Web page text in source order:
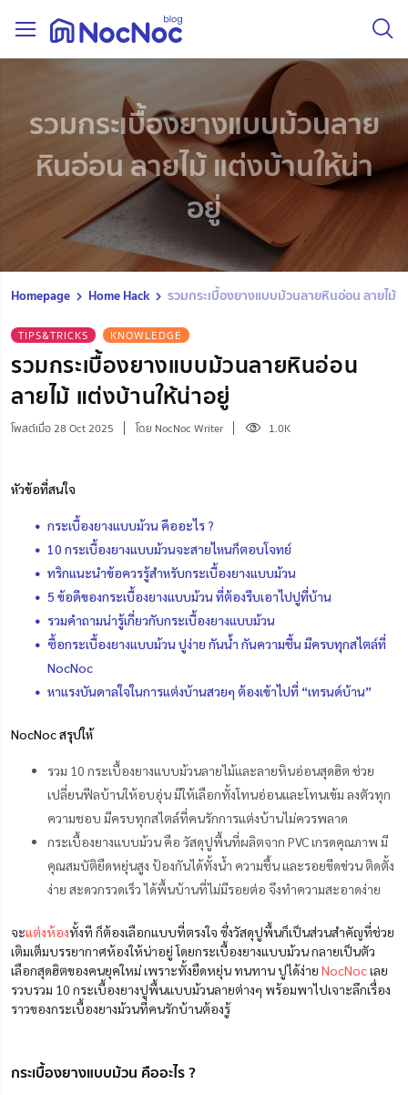
รวมกระเบื้องยางแบบม้วนลาย
หินอ่อน ลายไม้ แต่งบ้านให้น่า
อยู่
Homepage Home Hack รวมกระเบื้องยางแบบม้วนลายหินอ่อน ลายไม้
TIPS&TRICKS KNOWLEDGE
รวมกระเบื้องยางแบบม้วนลายหินอ่อน
ลายไม้ แต่งบ้านให้น่าอยู่
โพสต์เมื่อ 28 Oct 2025 โดย NocNoc Writer 1.0K
หัวข้อที่สนใจ
กระเบื้องยางแบบม้วน คืออะไร ?
10 กระเบื้องยางแบบม้วนจะสายไหนก็ตอบโจทย์
ทริกแนะนำข้อควรรู้สำหรับกระเบื้องยางแบบม้วน
5 ข้อดีของกระเบื้องยางแบบม้วน ที่ต้องรีบเอาไปปูที่บ้าน
รวมคำถามน่ารู้เกี่ยวกับกระเบื้องยางแบบม้วน
ซื้อกระเบื้องยางแบบม้วน ปูง่าย กันน้ำ กันความชื้น มีครบทุกสไตล์ที่
NocNoc
หาแรงบันดาลใจในการแต่งบ้านสวยๆ ต้องเข้าไปที่ “เทรนด์บ้าน”
NocNoc สรุปให้
รวม 10 กระเบื้องยางแบบม้วนลายไม้และลายหินอ่อนสุดฮิต ช่วย
เปลี่ยนฟีลบ้านให้อบอุ่น มีให้เลือกทั้งโทนอ่อนและโทนเข้ม ลงตัวทุก
ความชอบ มีครบทุกสไตล์ที่คนรักการแต่งบ้านไม่ควรพลาด
กระเบื้องยางแบบม้วน คือ วัสดุปูพื้นที่ผลิตจาก PVC เกรดคุณภาพ มี
คุณสมบัติยืดหยุ่นสูง ป้องกันได้ทั้งน้ำ ความชื้น และรอยขีดข่วน ติดตั้ง
ง่าย สะดวกรวดเร็ว ได้พื้นบ้านที่ไม่มีรอยต่อ จึงทำความสะอาดง่าย
จะแต่งห้องทั้งที ก็ต้องเลือกแบบที่ตรงใจ ซึ่งวัสดุปูพื้นก็เป็นส่วนสำคัญที่ช่วย
เติมเต็มบรรยากาศห้องให้น่าอยู่ โดยกระเบื้องยางแบบม้วน กลายเป็นตัว
เลือกสุดฮิตของคนยุคใหม่ เพราะทั้งยืดหยุ่น ทนทาน ปูได้ง่าย NocNocเลย
รวบรวม 10 กระเบื้องยางปูพื้นแบบม้วนลายต่างๆ พร้อมพาไปเจาะลึกเรื่อง
ราวของกระเบื้องยางม้วนที่คนรักบ้านต้องรู้
กระเบื้องยางแบบม้วน คืออะไร ?